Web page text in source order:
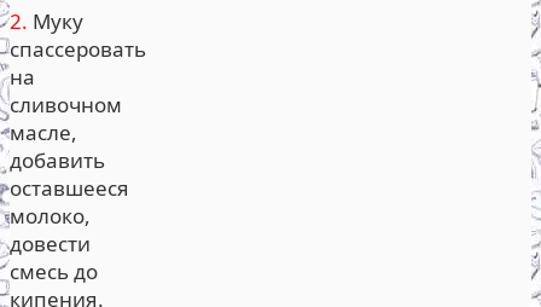
2. Муку
спассеровать
на
сливочном
масле,
добавить
оставшееся
молоко,
довести
смесь до
кипения.